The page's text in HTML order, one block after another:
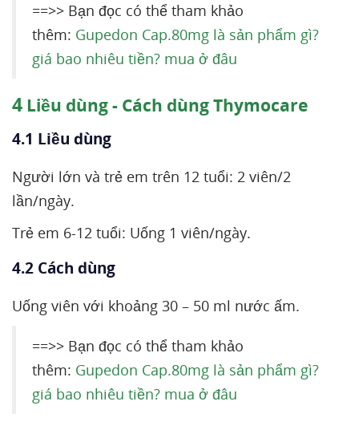
==>> Bạn đọc có thể tham khảo
thêm: Gupedon Cap.80mg là sản phẩm gì?
giá bao nhiêu tiền? mua ở đâu
4 Liều dùng - Cách dùng Thymocare
4.1 Liều dùng
Người lớn và trẻ em trên 12 tuổi: 2 viên/2
lần/ngày.
Trẻ em 6-12 tuổi: Uống 1 viên/ngày.
4.2 Cách dùng
Uống viên với khoảng 30 – 50 ml nước ấm.
==>> Bạn đọc có thể tham khảo
thêm: Gupedon Cap.80mg là sản phẩm gì?
giá bao nhiêu tiền? mua ở đâu